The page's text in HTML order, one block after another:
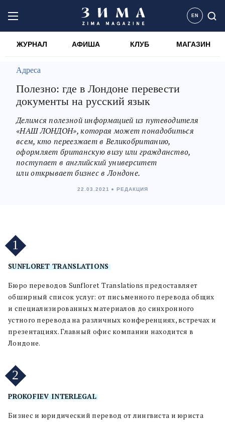
EN
ЖУРНАЛ АФИША КЛУБ МАГАЗИН
Адреса
Полезно: где в Лондоне перевести
документы на русский язык
Делимся полезной информацией из путеводителя
«НАШ ЛОНДОН», которая может понадобиться
всем, кто переезжает в Великобританию,
оформляет британскую визу или гражданство,
поступает в английский университет
или открывает бизнес в Лондоне.
22.03.2021 РЕДАКЦИЯ
1
SUNFLORET TRANSLATIONS
Бюро переводов Sunfloret Translations предоставляет
обширный список услуг: от письменного перевода общих
и специализированных материалов до синхронного
устного перевода на различных конференциях, встречах и
презентациях. Главный офис компании находится в
Лондоне.
2
PROKOFIEV INTERLEGAL
Бизнес и юридический перевод от лингвиста и юриста